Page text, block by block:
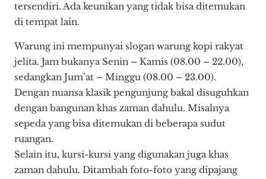
tersendiri. Ada keunikan yang tidak bisa ditemukan
di tempat lain.
Warung ini mempunyai slogan warung kopi rakyat
jelita. Jam bukanya Senin – Kamis (08.00 – 22.00),
sedangkan Jum’at – Minggu (08.00 – 23.00).
Dengan nuansa klasik pengunjung bakal disuguhkan
dengan bangunan khas zaman dahulu. Misalnya
sepeda yang bisa ditemukan di beberapa sudut
ruangan.
Selain itu, kursi-kursi yang digunakan juga khas
zaman dahulu. Ditambah foto-foto yang dipajang